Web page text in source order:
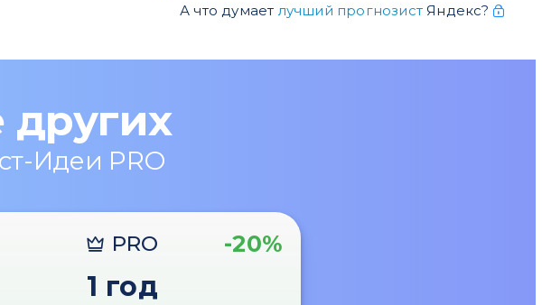
А что думает лучший прогнозистЯндекс?
других
Идеи PRO
PRO -20%
1 год